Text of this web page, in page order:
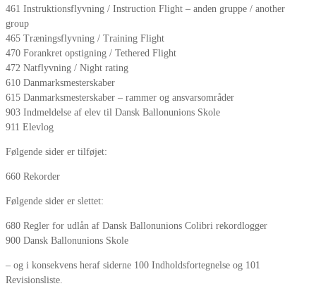
461 Instruktionsflyvning / Instruction Flight – anden gruppe / another
group
465 Træningsflyvning / Training Flight
470 Forankret opstigning / Tethered Flight
472 Natflyvning / Night rating
610 Danmarksmesterskaber
615 Danmarksmesterskaber – rammer og ansvarsområder
903 Indmeldelse af elev til Dansk Ballonunions Skole
911 Elevlog
Følgende sider er tilføjet:
660 Rekorder
Følgende sider er slettet:
680 Regler for udlån af Dansk Ballonunions Colibri rekordlogger
900 Dansk Ballonunions Skole
– og i konsekvens heraf siderne 100 Indholdsfortegnelse og 101
Revisionsliste.